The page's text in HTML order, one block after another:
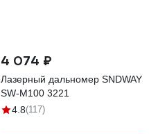
4 074 ₽
Лазерный дальномер SNDWAY
SW-M100 3221
4.8(117)